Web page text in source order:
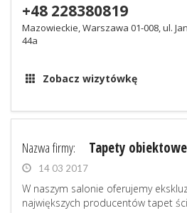
+48 228380819
Mazowieckie, Warszawa 01-008, ul.
44a
Zobacz wizytówkę
Nazwa firmy: Tapety obiektowe
14 03 2017
W naszym salonie oferujemy
największych producentów tapet